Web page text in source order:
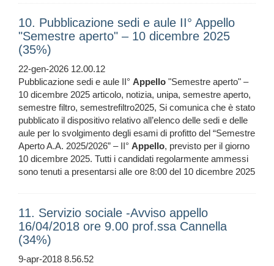
10. Pubblicazione sedi e aule II° Appello
"Semestre aperto" – 10 dicembre 2025
(35%)
22-gen-2026 12.00.12
Pubblicazione sedi e aule II° Appello "Semestre aperto" –
10 dicembre 2025 articolo, notizia, unipa, semestre aperto,
semestre filtro, semestrefiltro2025, Si comunica che è stato
pubblicato il dispositivo relativo all’elenco delle sedi e delle
aule per lo svolgimento degli esami di profitto del “Semestre
Aperto A.A. 2025/2026” – II° Appello, previsto per il giorno
10 dicembre 2025. Tutti i candidati regolarmente ammessi
sono tenuti a presentarsi alle ore 8:00 del 10 dicembre 2025
11. Servizio sociale -Avviso appello
16/04/2018 ore 9.00 prof.ssa Cannella
(34%)
9-apr-2018 8.56.52